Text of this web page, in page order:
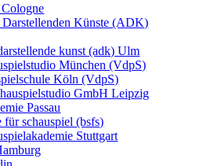
Darstellenden Künste (ADK)
kunst (adk) Ulm
München (VdpS)
Köln (VdpS)
GmbH Leipzig
Passau
für schauspiel (bsfs)
Stuttgart